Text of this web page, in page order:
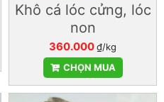
Khô cá lóc cửng, lóc
non
360.000₫/kg
CHỌN MUA